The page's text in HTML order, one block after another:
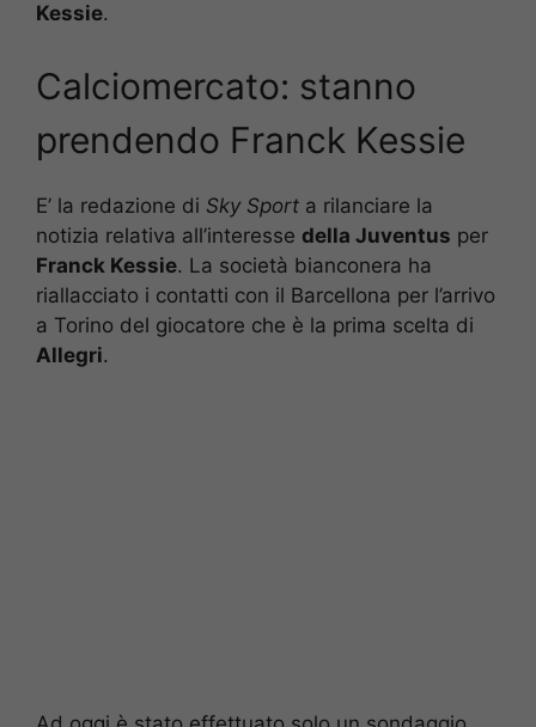
Kessie.
Calciomercato: stanno
prendendo Franck Kessie
E’ la redazione di Sky Sport a rilanciare la
notizia relativa all’interesse della Juventus per
Franck Kessie. La società bianconera ha
riallacciato i contatti con il Barcellona per l’arrivo
a Torino del giocatore che è la prima scelta di
Allegri.